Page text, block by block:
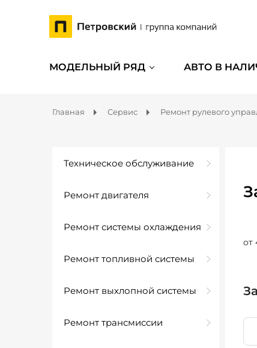
МОДЕЛЬНЫЙ РЯД АВТО В
Главная Сервис Ремонт рулевого
Техническое обслуживание
Ремонт двигателя
Ремонт системы охлаждения
Ремонт топливной системы
Ремонт выхлопной системы
Ремонт трансмиссии
от